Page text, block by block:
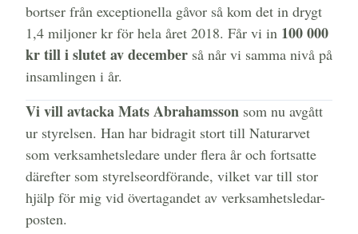
bortser från exceptionella gåvor så kom det in drygt
1,4 miljoner kr för hela året 2018. Får vi in 100 000
kr till i slutet av december så når vi samma nivå på
insamlingen i år.
Vi vill avtacka Mats Abrahamsson som nu avgått
ur styrelsen. Han har bidragit stort till Naturarvet
som verksamhetsledare under flera år och fortsatte
därefter som styrelseordförande, vilket var till stor
hjälp för mig vid övertagandet av verksamhetsledar-
posten.